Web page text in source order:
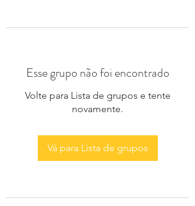
Esse grupo não foi encontrado
Volte para Lista de grupos e tente
novamente.
Vá para Lista de grupos